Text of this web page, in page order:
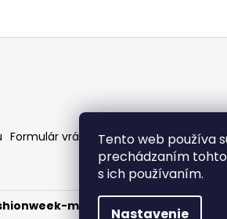
Tento web používa
prechádzaním
s ich používaním.
Nastavenie
Formulár vrátenia - stiahni Doba
moda.sk. Všetky práva